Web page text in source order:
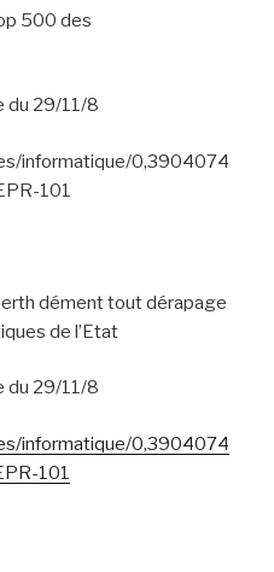
500 des
du 29/11/8
informatique/0,3904074
101
dément tout dérapage
de l’Etat
du 29/11/8
informatique/0,3904074
101